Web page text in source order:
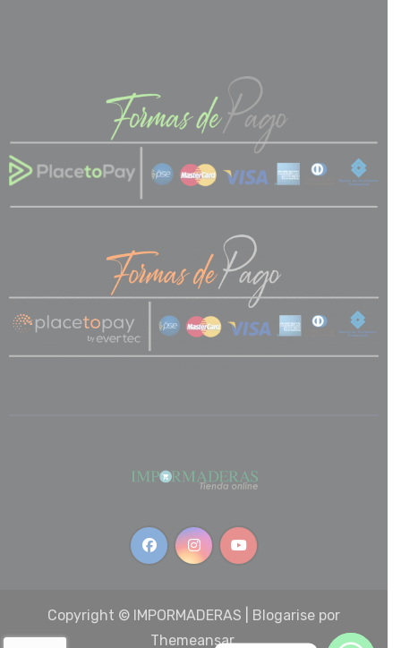
Copyright © IMPORMADERAS Blogarise por
Themeansar.